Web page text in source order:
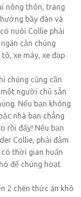
nông thôn, trang
bầy đàn và
nuôi Collie phải
cản chúng
xe máy, xe đạp
chúng cũng cần
người chủ sẵn
Nếu bạn không
nhà bạn chẳng
rồi đấy! Nếu bạn
Collie, phải đảm
có thời gian huấn
để chúng hoạt
2 chén thức ăn khô